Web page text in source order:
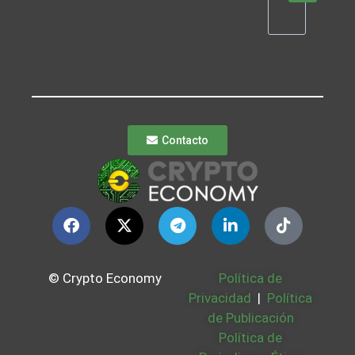
Contacto
© Crypto Economy
Política de
Privacidad | Política
de Publicación
Política de